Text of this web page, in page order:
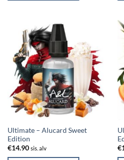
Ultimate – Alucard Sweet
Edition
€14.90 sis. alv
€